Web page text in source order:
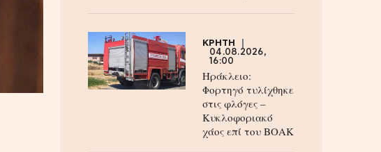
ΚΡΗΤΗ
04.08.2026,
16:00
Ηράκλειο:
Φορτηγό τυλίχθηκε
στις φλόγες –
Κυκλοφοριακό
χάος επί του ΒΟΑΚ